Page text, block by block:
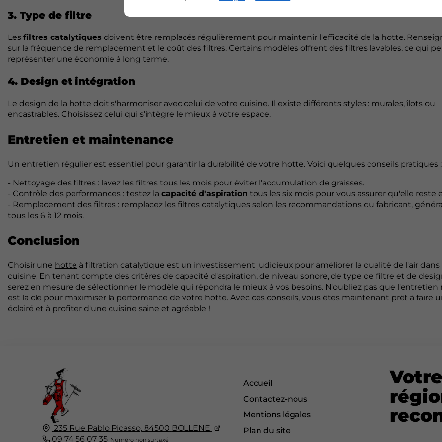
3. Type de filtre
Les filtres catalytiques doivent être remplacés régulièrement pour maintenir l'efficacité de la hotte.
sur la fréquence de remplacement et le coût des filtres. Certains modèles offrent des filtres lavables, ce qui
représenter une économie à long terme.
4. Design et intégration
Le design de la hotte doit s'harmoniser avec celui de votre cuisine. Il existe différents styles : murales, îlots ou
encastrables. Choisissez celui qui s'intègre le mieux à votre espace.
Entretien et maintenance
Un entretien régulier est essentiel pour garantir la durabilité de votre hotte. Voici quelques conseils pratiques :
- Nettoyage des filtres : lavez les filtres tous les mois pour éviter l'accumulation de graisses.
- Contrôle des performances : testez la capacité d'aspiration tous les six mois pour vous assurer qu'elle reste
- Remplacement des filtres : remplacez les filtres catalytiques selon les recommandations du fabricant,
tous les 6 à 12 mois.
Conclusion
Choisir une hotte à filtration catalytique est un investissement judicieux pour améliorer la qualité de l'air dans
cuisine. En tenant compte des critères de capacité d'aspiration, de niveau sonore, de type de filtre et de
serez en mesure de sélectionner le modèle qui répondra le mieux à vos besoins. N'oubliez pas que l'entretien
est la clé pour maximiser la performance de votre hotte. Avec ces conseils, vous êtes maintenant prêt à faire
éclairé et à profiter d'une cuisine saine et agréable !
235 Rue Pablo Picasso, 84500 BOLLENE
09 74 56 07 35
Accueil
Contactez-nous
Mentions légales
Plan du site